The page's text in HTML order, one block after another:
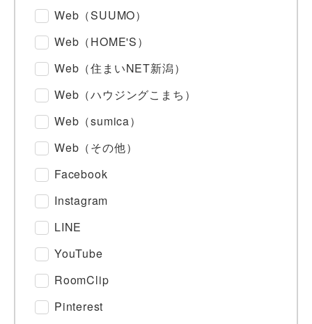
Web（SUUMO）
Web（HOME'S）
Web（住まいNET新潟）
Web（ハウジングこまち）
Web（sumica）
Web（その他）
Facebook
Instagram
LINE
YouTube
RoomClip
Pinterest